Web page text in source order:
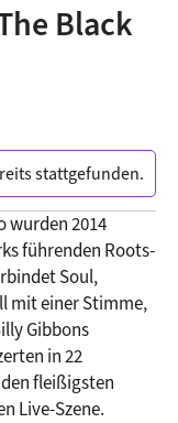
Black
stattgefunden.
wurden 2014
führenden Roots-
Soul,
mit einer Stimme,
Gibbons
in 22
fleißigsten
Live-Szene.